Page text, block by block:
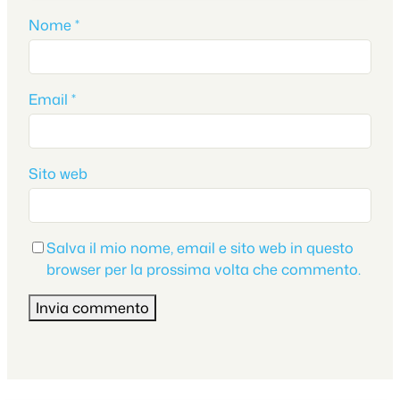
Nome*
Email *
Sito web
Salva il mio nome, email e sito web in questo
browser per la prossima volta che commento.